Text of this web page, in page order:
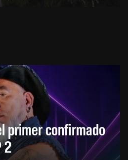
primer confirmado
2